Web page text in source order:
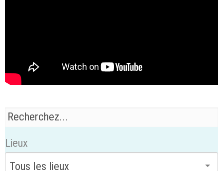
Lieux